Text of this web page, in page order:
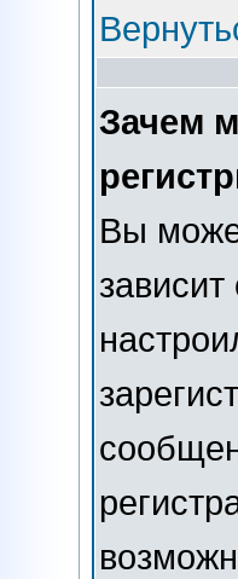
Зачем
Вы
зависит